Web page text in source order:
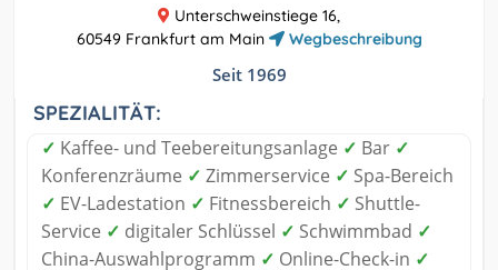
Unterschweinstiege 16,
60549 Frankfurt am Main
Wegbeschreibung
Seit 1969
SPEZIALITÄT:
✓ Kaffee- und Teebereitungsanlage ✓ Bar ✓
Konferenzräume ✓ Zimmerservice ✓ Spa-Bereich
✓ EV-Ladestation ✓ Fitnessbereich ✓ Shuttle-
Service ✓ digitaler Schlüssel ✓ Schwimmbad ✓
China-Auswahlprogramm ✓ Online-Check-in ✓